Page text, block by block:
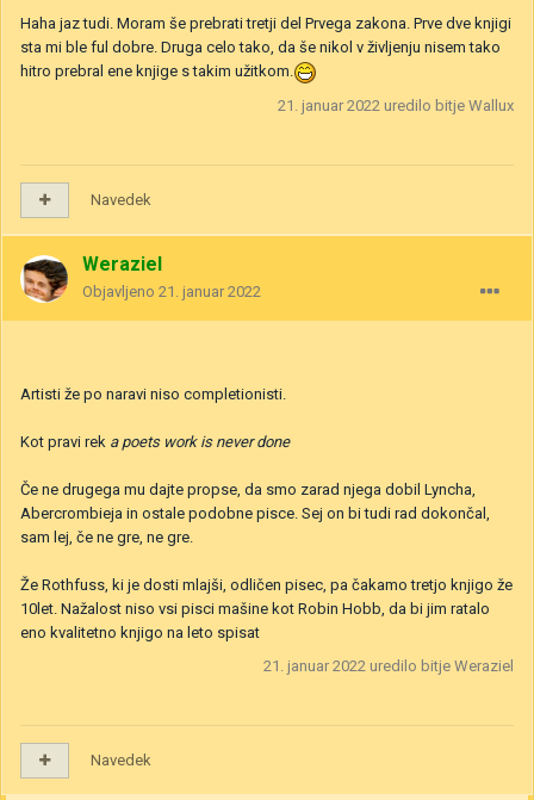
Haha jaz tudi. Moram še prebrati tretji del Prvega zakona. Prve dve knjigi
sta mi ble ful dobre. Druga celo tako, da še nikol v življenju nisem tako
hitro prebral ene knjige s takim užitkom.
21. januar 2022 uredilo bitje Wallux
Navedek
Weraziel
Objavljeno 21. januar 2022
Artisti že po naravi niso completionisti.
Kot pravi rek a poets work is never done
Če ne drugega mu dajte propse, da smo zarad njega dobil Lyncha,
Abercrombieja in ostale podobne pisce. Sej on bi tudi rad dokončal,
sam lej, če ne gre, ne gre.
Že Rothfuss, ki je dosti mlajši, odličen pisec, pa čakamo tretjo knjigo že
10let. Nažalost niso vsi pisci mašine kot Robin Hobb, da bi jim ratalo
eno kvalitetno knjigo na leto spisat
21. januar 2022 uredilo bitje Weraziel
Navedek